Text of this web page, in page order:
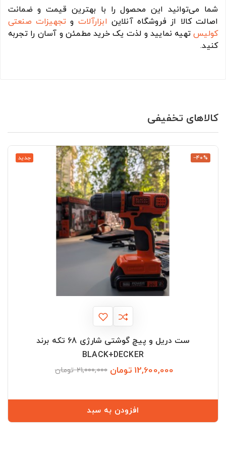
شما می‌توانید این محصول را با بهترین قیمت و ضمانت
اصالت کالا از فروشگاه آنلاین ابزارآلات وتجهیزات صنعتی
کولیستهیه نمایید و لذت یک خرید مطمئن و آسان را تجربه
کنید.
کالاهای تخفیفی
جدید ‎−40%
ست دریل و پیچ گوشتی شارژی 68 تکه برند
BLACK+DECKER
12,600,000 تومان 21,000,000 تومان
افزودن به سبد